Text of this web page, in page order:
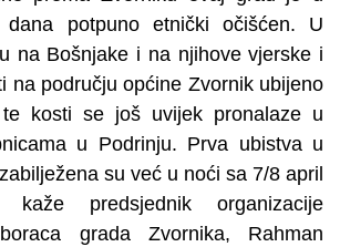
dana potpuno etnički očišćen. U
na Bošnjake i na njihove vjerske i
na području općine Zvornik ubijeno
kosti se još uvijek pronalaze u
u Podrinju. Prva ubistva u
su već u noći sa 7/8 april
kaže predsjednik organizacije
grada Zvornika, Rahman